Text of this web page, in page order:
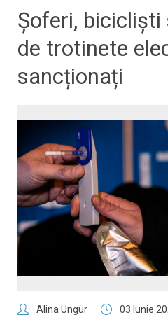
Șoferi,
de trotinete
sancționați
Alina Ungur 03 Iunie